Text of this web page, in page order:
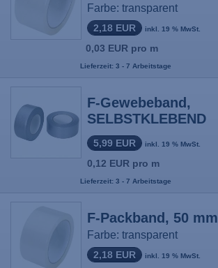
Farbe: transparent
2,18 EUR inkl. 19 % MwSt.
0,03 EUR pro m
Lieferzeit: 3 - 7 Arbeitstage
F-Gewebeband,
SELBSTKLEBEND
5,99 EUR inkl. 19 % MwSt.
0,12 EUR pro m
Lieferzeit: 3 - 7 Arbeitstage
F-Packband, 50 mm
Farbe: transparent
2,18 EUR inkl. 19 % MwSt.